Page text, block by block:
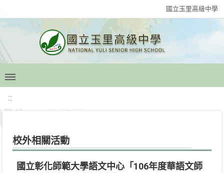
國立玉里高級中學
:::
校外相關活動
國立彰化師範大學語文中心「106年度華語文師